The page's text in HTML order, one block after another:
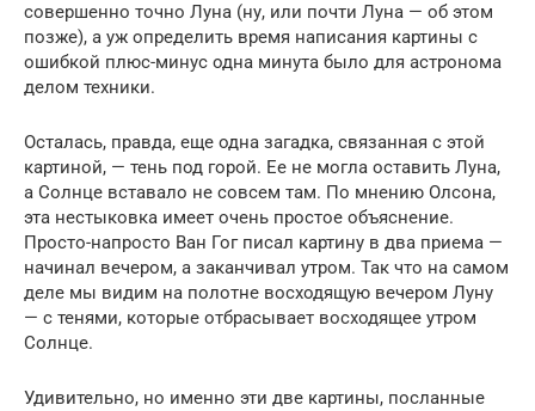
совершенно точно Луна (ну, или почти Луна — об этом
позже), а уж определить время написания картины с
ошибкой плюс-минус одна минута было для астронома
делом техники.
Осталась, правда, еще одна загадка, связанная с этой
картиной, — тень под горой. Ее не могла оставить Луна,
а Солнце вставало не совсем там. По мнению Олсона,
эта нестыковка имеет очень простое объяснение.
Просто-напросто Ван Гог писал картину в два приема —
начинал вечером, а заканчивал утром. Так что на самом
деле мы видим на полотне восходящую вечером Луну
— с тенями, которые отбрасывает восходящее утром
Солнце.
Удивительно, но именно эти две картины, посланные